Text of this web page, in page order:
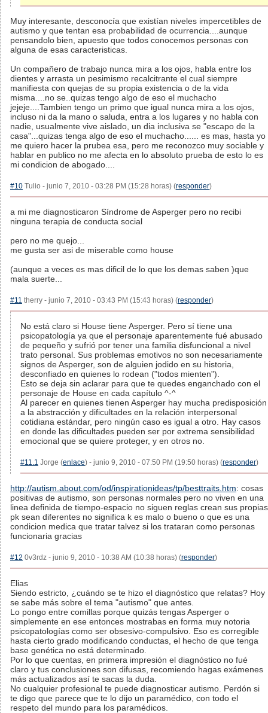
Muy interesante, desconocía que existían niveles impercetibles de
autismo y que tentan esa probabilidad de ocurrencia....aunque
pensandolo bien, apuesto que todos conocemos personas con
alguna de esas caracteristicas.
Un compañero de trabajo nunca mira a los ojos, habla entre los
dientes y arrasta un pesimismo recalcitrante el cual siempre
manifiesta con quejas de su propia existencia o de la vida
misma....no se..quizas tengo algo de eso el muchacho
jejeje....Tambien tengo un primo que igual nunca mira a los ojos,
incluso ni da la mano o saluda, entra a los lugares y no habla con
nadie, usualmente vive aislado, un dia inclusiva se "escapo de la
casa"...quizas tenga algo de eso el muchacho...... es mas, hasta yo
me quiero hacer la prubea esa, pero me reconozco muy sociable y
hablar en publico no me afecta en lo absoluto prueba de esto lo es
mi condicion de abogado....
#10 Tulio - junio 7, 2010 - 03:28 PM (15:28 horas) (responder)
a mi me diagnosticaron Síndrome de Asperger pero no recibi
ninguna terapia de conducta social
pero no me quejo...
me gusta ser asi de miserable como house
(aunque a veces es mas dificil de lo que los demas saben )que
mala suerte...
#11 therry - junio 7, 2010 - 03:43 PM (15:43 horas) (responder)
No está claro si House tiene Asperger. Pero sí tiene una
psicopatología ya que el personaje aparentemente fué abusado
de pequeño y sufrió por tener una familia disfuncional a nivel
trato personal. Sus problemas emotivos no son necesariamente
signos de Asperger, son de alguien jodido en su historia,
desconfiado en quienes lo rodean ("todos mienten").
Esto se deja sin aclarar para que te quedes enganchado con el
personaje de House en cada capítulo ^-^
Al parecer en quienes tienen Asperger hay mucha predisposición
a la abstracción y dificultades en la relación interpersonal
cotidiana estándar, pero ningún caso es igual a otro. Hay casos
en donde las dificultades pueden ser por extrema sensibilidad
emocional que se quiere proteger, y en otros no.
#11.1 Jorge (enlace) - junio 9, 2010 - 07:50 PM (19:50 horas) (responder)
http://autism.about.com/od/inspirationideas/tp/besttraits.htm: cosas
positivas de autismo, son personas normales pero no viven en una
linea definida de tiempo-espacio no siguen reglas crean sus propias
pk sean diferentes no significa k es malo o bueno o que es una
condicion medica que tratar talvez si los trataran como personas
funcionaria gracias
#12 0v3rdz - junio 9, 2010 - 10:38 AM (10:38 horas) (responder)
Elias
Siendo estricto, ¿cuándo se te hizo el diagnóstico que relatas? Hoy
se sabe más sobre el tema "autismo" que antes.
Lo pongo entre comillas porque quizás tengas Asperger o
simplemente en ese entonces mostrabas en forma muy notoria
psicopatologías como ser obsesivo-compulsivo. Eso es corregible
hasta cierto grado modificando conductas, el hecho de que tenga
base genética no está determinado.
Por lo que cuentas, en primera impresión el diagnóstico no fué
claro y tus conclusiones son difusas, recomiendo hagas exámenes
más actualizados así te sacas la duda.
No cualquier profesional te puede diagnosticar autismo. Perdón si
te digo que parece que te lo dijo un paramédico, con todo el
respeto del mundo para los paramédicos.